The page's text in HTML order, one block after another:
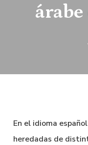
En el idioma
heredadas de